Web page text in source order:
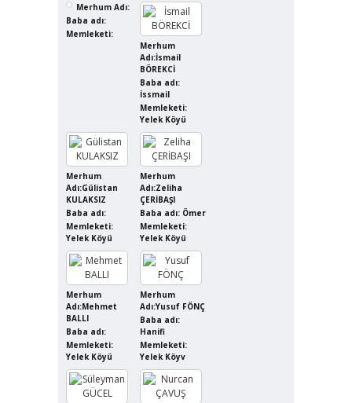
Merhum Adı:
Baba adı:
Memleketi:
Merhum
Adı:İsmail
BÖREKCİ
Baba adı:
İssmail
Memleketi:
Yelek Köyü
Merhum
Adı:Gülistan
KULAKSIZ
Baba adı:
Memleketi:
Yelek Köyü
Merhum
Adı:Zeliha
ÇERİBAŞI
Baba adı: Ömer
Memleketi:
Yelek Köyü
Merhum
Adı:Mehmet
BALLI
Baba adı:
Memleketi:
Yelek Köyü
Merhum
Adı:Yusuf FÖNÇ
Baba adı:
Hanifi
Memleketi:
Yelek Köyv